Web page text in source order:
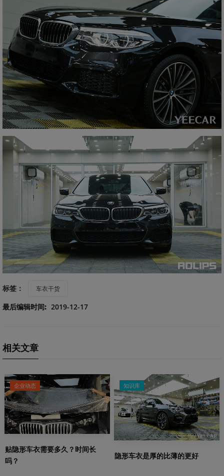
标签： 车衣干货
最后编辑时间: 2019-12-17
相关文章
企业动态
贴隐形车衣需要多久？时间长
吗？
知识库
隐形车衣是厚的比薄的更好